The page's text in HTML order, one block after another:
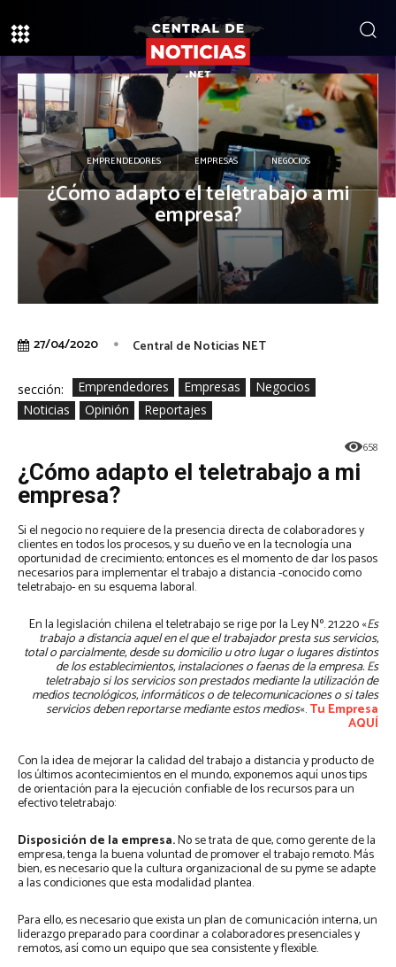
EMPRENDEDORES EMPRESAS NEGOCIOS
¿Cómo adapto el teletrabajo a mi
empresa?
27/04/2020 Central de Noticias NET
sección: Emprendedores Empresas
Negocios
Noticias
Opinión Reportajes
658
¿Cómo adapto el teletrabajo a mi
empresa?
Si el negocio no requiere de la presencia directa de colaboradores y
clientes en todos los procesos, y su dueño ve en la tecnología una
oportunidad de crecimiento; entonces es el momento de dar los pasos
necesarios para implementar el trabajo a distancia -conocido como
teletrabajo- en su esquema laboral.
En la legislación chilena el teletrabajo se rige por la Ley Nº. 21.220​ «Es
trabajo a distancia aquel en el que el trabajador presta sus servicios,
total o parcialmente, desde su domicilio u otro lugar o lugares distintos
de los establecimientos, instalaciones o faenas de la empresa.​ Es
teletrabajo si los servicios son prestados mediante la utilización de
medios tecnológicos, informáticos o de telecomunicaciones o si tales
servicios deben reportarse mediante estos medios«.Tu Empresa
AQUÍ
Con la idea de mejorar la calidad del trabajo a distancia y producto de
los últimos acontecimientos en el mundo, exponemos aquí unos tips
de orientación para la ejecución confiable de los recursos para un
efectivo teletrabajo:
Disposición de la empresa.No se trata de que, como gerente de la
empresa, tenga la buena voluntad de promover el trabajo remoto. Más
bien, es necesario que la cultura organizacional de su pyme se adapte
a las condiciones que esta modalidad plantea.
Para ello, es necesario que exista un plan de comunicación interna, un
liderazgo preparado para coordinar a colaboradores presenciales y
remotos, así como un equipo que sea consistente y flexible.